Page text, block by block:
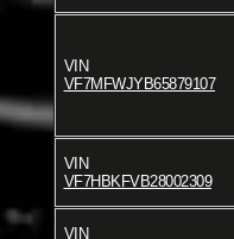
VIN
VF7MFWJYB65879107
VIN
VF7HBKFVB28002309
VIN